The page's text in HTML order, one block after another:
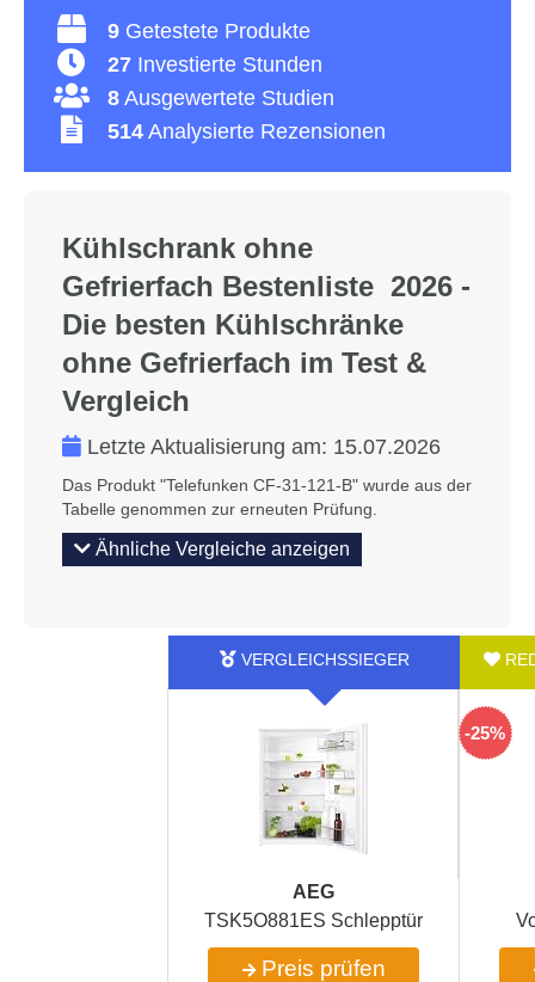
9 Getestete Produkte
27 Investierte Stunden
8 Ausgewertete Studien
514 Analysierte Rezensionen
Kühlschrank ohne
Gefrierfach Bestenliste 2026 -
Die besten Kühlschränke
ohne Gefrierfach im Test &
Vergleich
Letzte Aktualisierung am: 15.07.2026
Das Produkt "Telefunken CF-31-121-B" wurde aus der
Tabelle genommen zur erneuten Prüfung.
Ähnliche Vergleiche anzeigen
-25%
AEG
TSK5O881ES Schlepptür
Preis prüfen